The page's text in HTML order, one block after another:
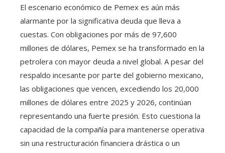
El escenario económico de Pemex es aún más
alarmante por la significativa deuda que lleva a
cuestas. Con obligaciones por más de 97,600
millones de dólares, Pemex se ha transformado en la
petrolera con mayor deuda a nivel global. A pesar del
respaldo incesante por parte del gobierno mexicano,
las obligaciones que vencen, excediendo los 20,000
millones de dólares entre 2025 y 2026, continúan
representando una fuerte presión. Esto cuestiona la
capacidad de la compañía para mantenerse operativa
sin una restructuración financiera drástica o un